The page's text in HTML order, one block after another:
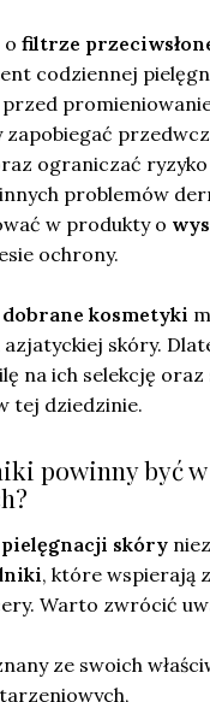
o filtrze
codziennej
zapobiegać
ograniczać
problemów
w produkty o
ochrony.
kosmetyki
skóry.
na ich selekcję
tej dziedzinie.
powinny być w
skóry
, które wspierają
Warto zwrócić
ze swoich